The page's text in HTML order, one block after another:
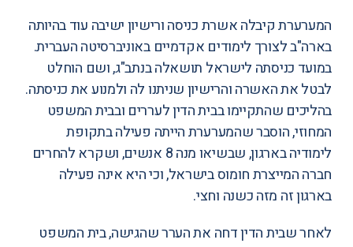
המערערת קיבלה אשרת כניסה ורישיון ישיבה עוד בהיותה
בארה"ב לצורך לימודים אקדמיים באוניברסיטה העברית.
במועד כניסתה לישראל תושאלה בנתב"ג, ושם הוחלט
לבטל את האשרה והרישיון שניתנו לה ולמנוע את כניסתה.
בהליכים שהתקיימו בבית הדין לעררים ובבית המשפט
המחוזי, הוסבר שהמערערת הייתה פעילה בתקופת
לימודיה בארגון, שבשיאו מנה 8 אנשים, ושקרא להחרים
חברה המייצרת חומוס בישראל, וכי היא אינה פעילה
בארגון זה מזה כשנה וחצי.
לאחר שבית הדין דחה את הערר שהגישה, בית המשפט